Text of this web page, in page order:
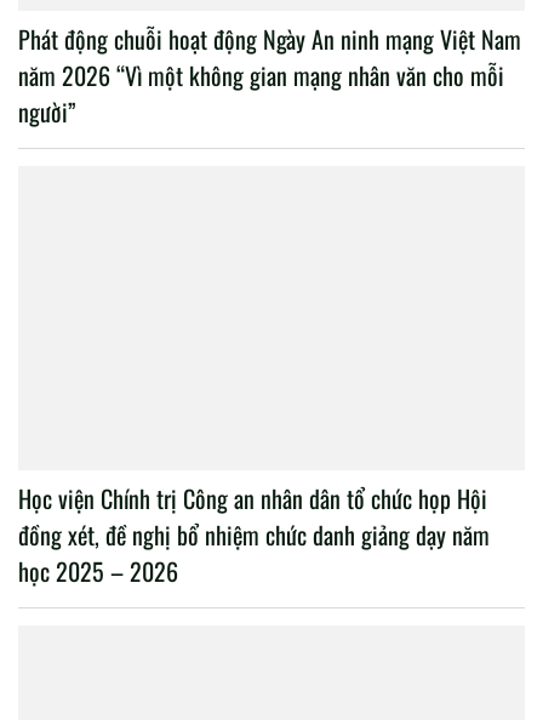
Phát động chuỗi hoạt động Ngày An ninh mạng Việt Nam
năm 2026 “Vì một không gian mạng nhân văn cho mỗi
người”
Học viện Chính trị Công an nhân dân tổ chức họp Hội
đồng xét, đề nghị bổ nhiệm chức danh giảng dạy năm
học 2025 – 2026